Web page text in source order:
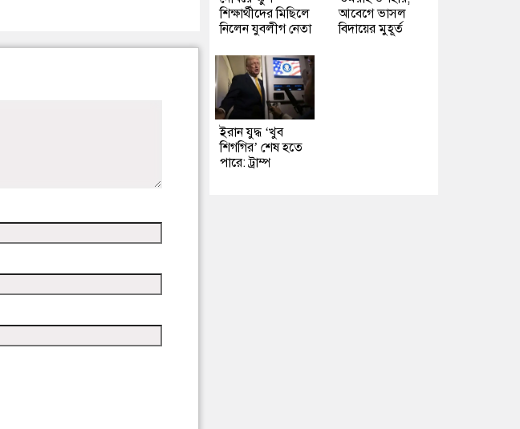
শিক্ষার্থীদের মিছিলে
নিলেন যুবলীগ নেতা
আবেগে ভাসল
বিদায়ের মুহূর্ত
ইরান যুদ্ধ ‘খুব
শিগগির’ শেষ হতে
পারে: ট্রাম্প